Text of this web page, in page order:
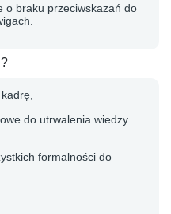
o braku przeciwskazań do
do utrwalenia wiedzy
formalności do